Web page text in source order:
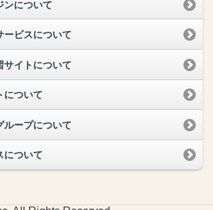
ンについて
ービスについて
サイトについて
について
ループについて
について